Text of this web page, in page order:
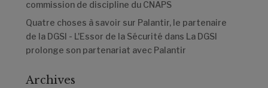
commission de discipline du CNAPS
Quatre choses à savoir sur Palantir, le partenaire
de la DGSI - L'Essor de la Sécurité dans La DGSI
prolonge son partenariat avec Palantir
Archives